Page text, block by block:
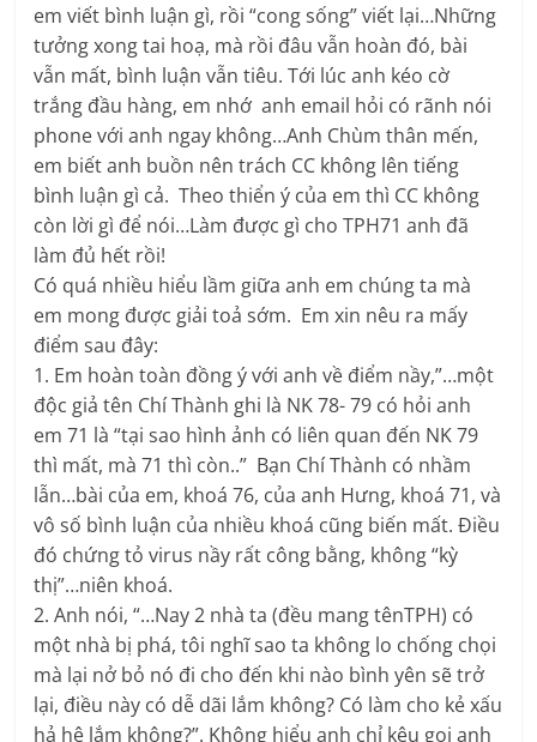
em viết bình luận gì, rồi “cong sống” viết lại…Những
tưởng xong tai hoạ, mà rồi đâu vẫn hoàn đó, bài
vẫn mất, bình luận vẫn tiêu. Tới lúc anh kéo cờ
trắng đầu hàng, em nhớ anh email hỏi có rãnh nói
phone với anh ngay không…Anh Chùm thân mến,
em biết anh buồn nên trách CC không lên tiếng
bình luận gì cả. Theo thiển ý của em thì CC không
còn lời gì để nói…Làm được gì cho TPH71 anh đã
làm đủ hết rồi!
Có quá nhiều hiểu lầm giữa anh em chúng ta mà
em mong được giải toả sớm. Em xin nêu ra mấy
điểm sau đây:
1. Em hoàn toàn đồng ý với anh về điểm nầy,”…một
độc giả tên Chí Thành ghi là NK 78- 79 có hỏi anh
em 71 là “tại sao hình ảnh có liên quan đến NK 79
thì mất, mà 71 thì còn..” Bạn Chí Thành có nhầm
lẫn…bài của em, khoá 76, của anh Hưng, khoá 71, và
vô số bình luận của nhiều khoá cũng biến mất. Điều
đó chứng tỏ virus nầy rất công bằng, không “kỳ
thị”…niên khoá.
2. Anh nói, “…Nay 2 nhà ta (đều mang tênTPH) có
một nhà bị phá, tôi nghĩ sao ta không lo chống chọi
mà lại nở bỏ nó đi cho đến khi nào bình yên sẽ trở
lại, điều này có dễ dãi lắm không? Có làm cho kẻ xấu
hả hê lắm không?”. Không hiểu anh chỉ kêu gọi anh